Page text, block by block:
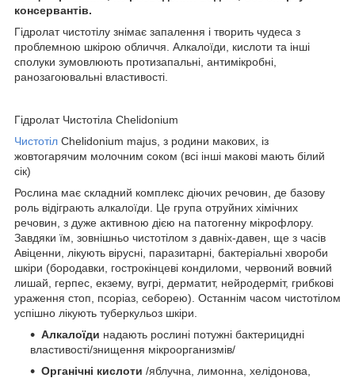
консервантів.
Гідролат чистотілу знімає запалення і творить чудеса з
проблемною шкірою обличчя. Алкалоїди, кислоти та інші
сполуки зумовлюють протизапальні, антимікробні,
ранозагоювальні властивості.
Гідролат Чистотіла Chelidonium
Чистотіл Chelidonium majus, з родини макових, із
жовтогарячим молочним соком (всі інші макові мають білий
сік)
Рослина має складний комплекс діючих речовин, де базову
роль відіграють алкалоїди. Це група отруйних хімічних
речовин, з дуже активною дією на патогенну мікрофлору.
Завдяки їм, зовнішньо чистотілом з давніх-давен, ще з часів
Авіценни, лікують вірусні, паразитарні, бактеріальні хвороби
шкіри (бородавки, гострокінцеві кондиломи, червоний вовчий
лишай, герпес, екзему, вугрі, дерматит, нейродерміт, грибкові
ураження стоп, псоріаз, себорею). Останнім часом чистотілом
успішно лікують туберкульоз шкіри.
Алкалоїди надають рослині потужні бактерицидні
властивості/знищення мікроорганизмів/
Органічні кислоти /яблучна, лимонна, хелідонова,